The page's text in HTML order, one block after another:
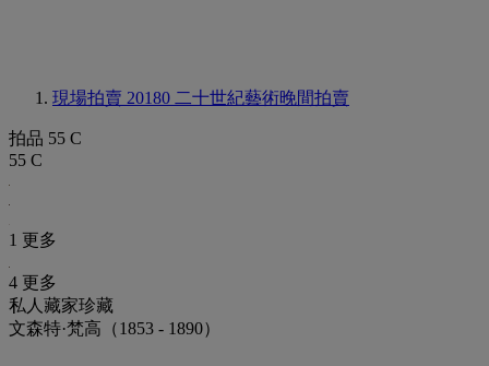
現場拍賣 20180 二十世紀藝術晚間拍賣
拍品 55 C
55 C
1 更多
4 更多
私人藏家珍藏
文森特·梵高（1853 - 1890）